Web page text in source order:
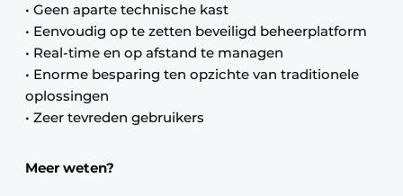
• Geen aparte technische kast
• Eenvoudig op te zetten beveiligd beheerplatform
• Real-time en op afstand te managen
• Enorme besparing ten opzichte van traditionele
oplossingen
• Zeer tevreden gebruikers
Meer weten?